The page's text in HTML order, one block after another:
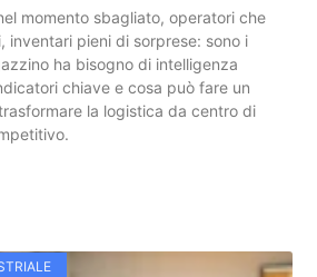
momento sbagliato, operatori che
inventari pieni di sorprese: sono i
ha bisogno di intelligenza
chiave e cosa può fare un
la logistica da centro di